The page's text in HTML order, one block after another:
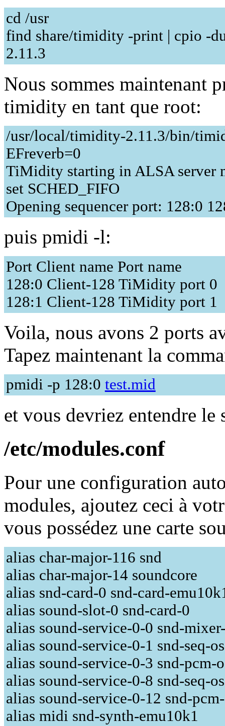
cd /usr
find share/timidity -print | cpio -
2.11.3
Nous sommes maintenant
timidity en tant que root:
/usr/local/timidity-2.11.3/bin/
EFreverb=0
TiMidity starting in ALSA server
set SCHED_FIFO
Opening sequencer port: 128:0
puis pmidi -l:
Port Client name Port name
128:0 Client-128 TiMidity port 0
128:1 Client-128 TiMidity port 1
Voila, nous avons 2 ports
Tapez maintenant la
pmidi -p 128:0 test.mid
et vous devriez entendre
/etc/modules.conf
Pour une configuration
modules, ajoutez ceci à
vous possédez une carte
alias char-major-116 snd
alias char-major-14 soundcore
alias snd-card-0 snd-card-
alias sound-slot-0 snd-card-0
alias sound-service-0-0 snd-
alias sound-service-0-1 snd-seq-
alias sound-service-0-3 snd-pcm-
alias sound-service-0-8 snd-seq-
alias sound-service-0-12 snd-
alias midi snd-synth-emu10k1